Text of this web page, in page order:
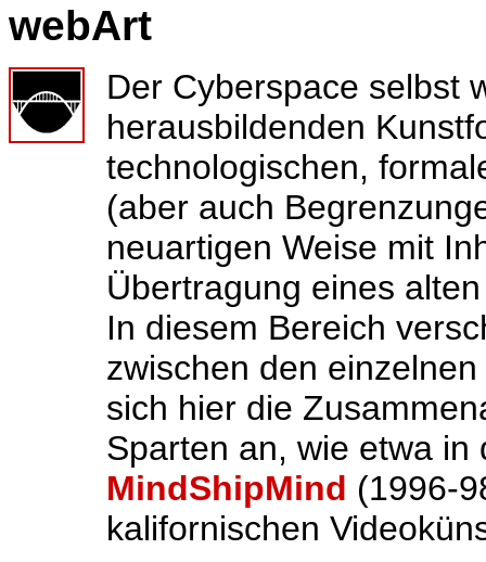
webArt
Der Cyberspace selbst
herausbildenden
technologischen,
(aber auch
neuartigen Weise mit
Übertragung eines
In diesem Bereich
zwischen den
sich hier die
Sparten an, wie etwa
MindShipMind (1996-
kalifornischen